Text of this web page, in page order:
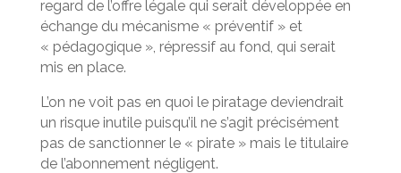
regard de l’offre légale qui serait développée en
échange du mécanisme « préventif » et
« pédagogique », répressif au fond, qui serait
mis en place.
L’on ne voit pas en quoi le piratage deviendrait
un risque inutile puisqu’il ne s’agit précisément
pas de sanctionner le « pirate » mais le titulaire
de l’abonnement négligent.